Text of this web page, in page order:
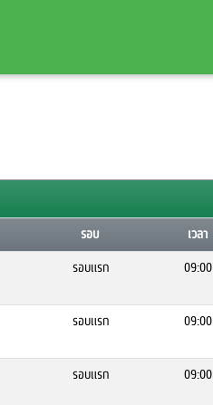
รอบ เวลา
รอบแรก 09:00
รอบแรก 09:00
รอบแรก 09:00